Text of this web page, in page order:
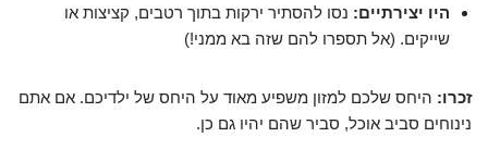
היו יצירתיים: נסו להסתיר ירקות בתוך רטבים, קציצות או
שייקים. (אל תספרו להם שזה בא ממני!)
זכרו: היחס שלכם למזון משפיע מאוד על היחס של ילדיכם. אם אתם
נינוחים סביב אוכל, סביר שהם יהיו גם כן.